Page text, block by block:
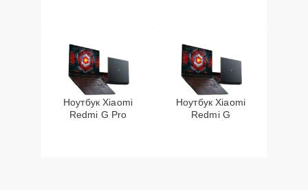
Ноутбук Xiaomi
Redmi G Pro
Ноутбук Xiaomi
Redmi G